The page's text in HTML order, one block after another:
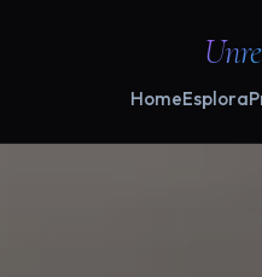
HomeEsplora